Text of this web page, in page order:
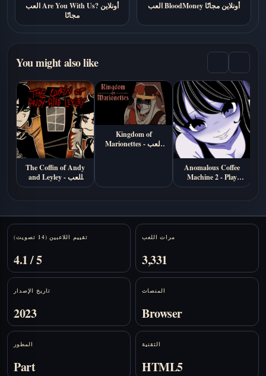
العب Are You With Us? أونلاين
مجانًا
العب BloodMoney أونلاين مجانًا
You might also like
The Coffin of Andy
and Leyley - العب
أونلاين
Kingdom of
Marionettes - العب
Anomalous Coffee
Machine 2 - Play
Online Free
Stats
تقييم اللاعبين (14 تصويت)
4.1 / 5
مرات اللعب
3,331
تاريخ الإصدار
2023
المنصات
Browser
المطور
Part
التقنية
HTML5